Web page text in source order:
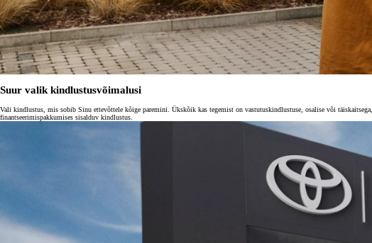
Alates
Suur valik kindlustusvõimalusi
Vali kindlustus, mis sobib Sinu ettevõttele kõige paremini. Ükskõik kas tegemist on vastutuskindlustuse, osalise või
finantseerimispakkumises sisalduv kindlustus.